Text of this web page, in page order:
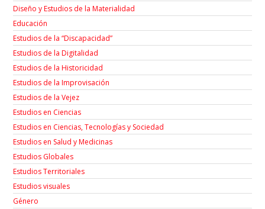
Diseño y Estudios de la Materialidad
Educación
Estudios de la “Discapacidad”
Estudios de la Digitalidad
Estudios de la Historicidad
Estudios de la Improvisación
Estudios de la Vejez
Estudios en Ciencias
Estudios en Ciencias, Tecnologías y Sociedad
Estudios en Salud y Medicinas
Estudios Globales
Estudios Territoriales
Estudios visuales
Género